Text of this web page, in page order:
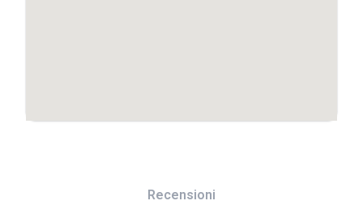
Recensioni